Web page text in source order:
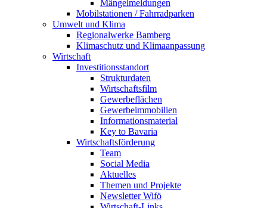
Mängelmeldungen
Mobilstationen / Fahrradparken
Umwelt und Klima
Regionalwerke Bamberg
Klimaschutz und Klimaanpassung
Wirtschaft
Investitionsstandort
Strukturdaten
Wirtschaftsfilm
Gewerbeflächen
Gewerbeimmobilien
Informationsmaterial
Key to Bavaria
Wirtschaftsförderung
Team
Social Media
Aktuelles
Themen und Projekte
Newsletter Wifö